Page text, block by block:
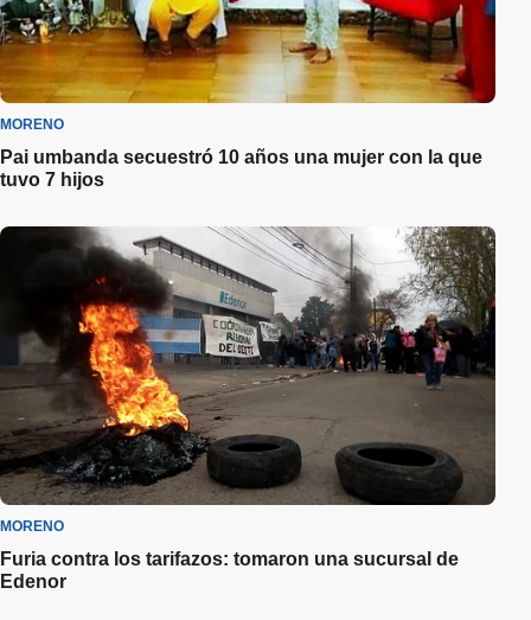
MORENO
Pai umbanda secuestró 10 años una mujer con la que
tuvo 7 hijos
MORENO
Furia contra los tarifazos: tomaron una sucursal de
Edenor